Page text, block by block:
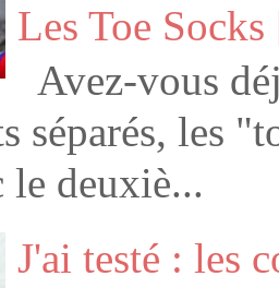
Les Toe
Avez-vous
séparés, les
le deuxiè...
J'ai testé : les